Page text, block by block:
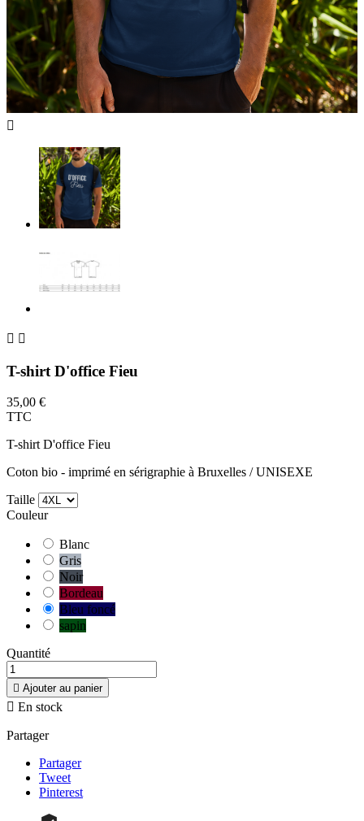

 
T-shirt D'office Fieu
35,00 €
TTC
T-shirt D'office Fieu
Coton bio - imprimé en sérigraphie à Bruxelles / UNISEXE
Taille
Couleur
Blanc
Gris
Noir
Bordeau
Bleu foncé
sapin
Quantité
 Ajouter au panier
 En stock
Partager
Partager
Tweet
Pinterest